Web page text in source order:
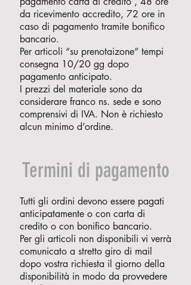
da ricevimento accredito, 72 ore in
caso di pagamento tramite bonifico
bancario.
Per articoli “su prenotaizone” tempi
consegna 10/20 gg dopo
pagamento anticipato.
I prezzi del materiale sono da
considerare franco ns. sede e sono
comprensivi di IVA. Non è richiesto
alcun minimo d’ordine.
Termini di pagamento
Tutti gli ordini devono essere pagati
anticipatamente o con carta di
credito o con bonifico bancario.
Per gli articoli non disponibili vi verrà
comunicato a stretto giro di mail
dopo vostra richiesta il giorno della
disponibilità in modo da provvedere